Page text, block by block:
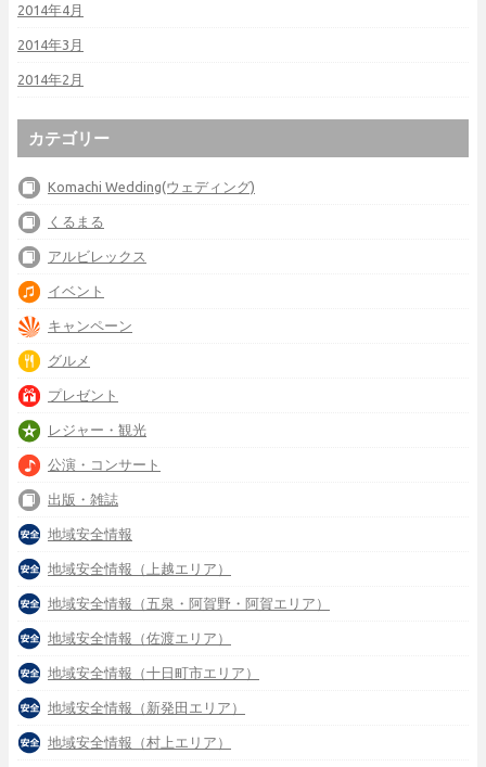
2014年4月
2014年3月
2014年2月
カテゴリー
Komachi Wedding(ウェディング)
くるまる
アルビレックス
イベント
キャンペーン
グルメ
プレゼント
レジャー・観光
公演・コンサート
出版・雑誌
地域安全情報
地域安全情報（上越エリア）
地域安全情報（五泉・阿賀野・阿賀エリア）
地域安全情報（佐渡エリア）
地域安全情報（十日町市エリア）
地域安全情報（新発田エリア）
地域安全情報（村上エリア）